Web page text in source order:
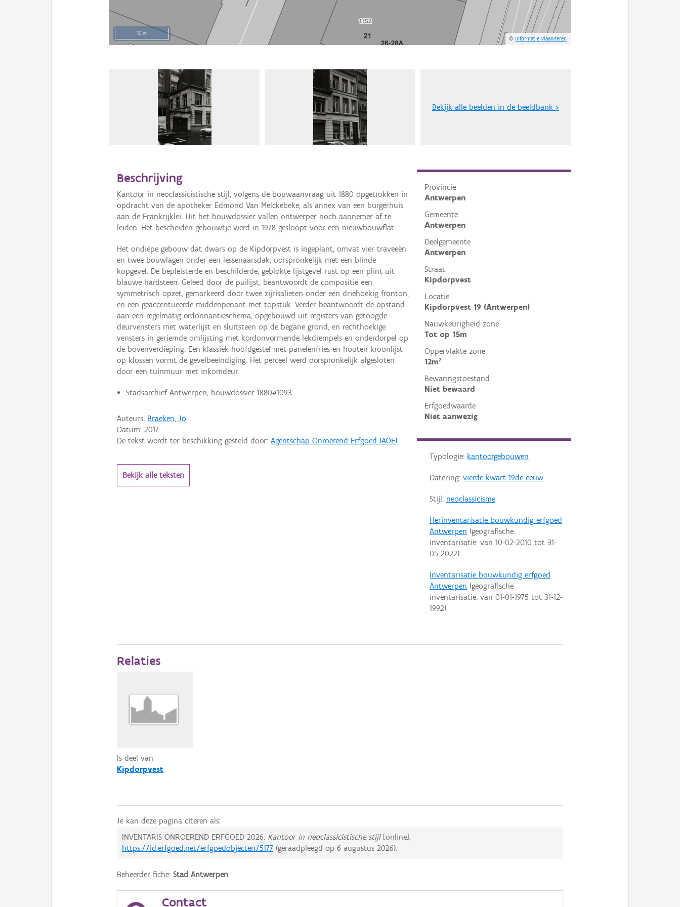
10 m
©Informatie Vlaanderen
Bekijk alle beelden in de beeldbank >
Provincie
Antwerpen
Gemeente
Antwerpen
Deelgemeente
Antwerpen
Straat
Kipdorpvest
Locatie
Kipdorpvest 19 (Antwerpen)
Nauwkeurigheid zone
Tot op 15m
Oppervlakte zone
12m²
Bewaringstoestand
Niet bewaard
Erfgoedwaarde
Niet aanwezig
Typologie: kantoorgebouwen
Datering: vierde kwart 19de eeuw
Stijl: neoclassicisme
Herinventarisatie bouwkundig erfgoed
Antwerpen (geografische
inventarisatie: van 10-02-2010 tot 31-
05-2022)
Inventarisatie bouwkundig erfgoed
Antwerpen (geografische
inventarisatie: van 01-01-1975 tot 31-12-
1992)
Beschrijving
Kantoor in neoclassicistische stijl, volgens de bouwaanvraag uit 1880 opgetrokken in
opdracht van de apotheker Edmond Van Melckebeke, als annex van een burgerhuis
aan de Frankrijklei. Uit het bouwdossier vallen ontwerper noch aannemer af te
leiden. Het bescheiden gebouwtje werd in 1978 gesloopt voor een nieuwbouwflat.
Het ondiepe gebouw dat dwars op de Kipdorpvest is ingeplant, omvat vier traveeën
en twee bouwlagen onder een lessenaarsdak, oorspronkelijk met een blinde
kopgevel. De bepleisterde en beschilderde, geblokte lijstgevel rust op een plint uit
blauwe hardsteen. Geleed door de puilijst, beantwoordt de compositie een
symmetrisch opzet, gemarkeerd door twee zijrisalieten onder een driehoekig fronton,
en een geaccentueerde middenpenant met topstuk. Verder beantwoordt de opstand
aan een regelmatig ordonnantieschema, opgebouwd uit registers van getoogde
deurvensters met waterlijst en sluitsteen op de begane grond, en rechthoekige
vensters in geriemde omlijsting met kordonvormende lekdrempels en onderdorpel op
de bovenverdieping. Een klassiek hoofdgestel met panelenfries en houten kroonlijst
op klossen vormt de gevelbeëindiging. Het perceel werd oorspronkelijk afgesloten
door een tuinmuur met inkomdeur.
Stadsarchief Antwerpen, bouwdossier 1880#1093.
Auteurs: Braeken, Jo
Datum:2017
De tekst wordt ter beschikking gesteld door:Agentschap Onroerend Erfgoed (AOE)
Bekijk alle teksten
Relaties
Is deel van
Kipdorpvest
Je kan deze pagina citeren als:
INVENTARIS ONROEREND ERFGOED 2026: Kantoor in neoclassicistische stijl[online],
https://id.erfgoed.net/erfgoedobjecten/5177 (geraadpleegd op6 augustus 2026).
Beheerder fiche:Stad Antwerpen
Contact